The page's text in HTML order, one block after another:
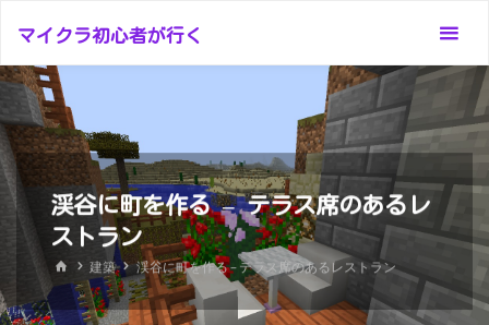
テ
ツ
へ
ス
マイクラ初心者が行く
渓谷に町を作る – テラス席のあるレ
ストラン
ホ
ー
ム
建築 渓谷に町を作る – テラス席のあるレストラン